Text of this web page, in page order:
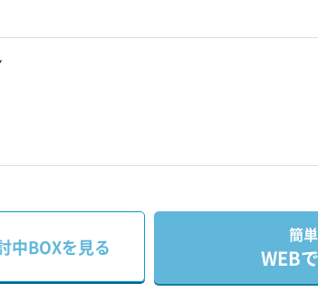
中BOXを見る
簡
WEB